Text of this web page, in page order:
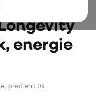
energie
přečtení: 0x